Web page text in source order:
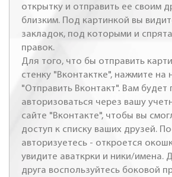
открытку и отправить ее своим
близким. Под картинкой вы
закладок, под которыми и
правок.
Для того, что бы отправить
стенку "Вконтактке", нажмите на
"Отправить Вконтакт". Вам
авторизоваться через вашу
сайте "Вконтакте", чтобы вы
доступ к списку ваших друзей.
авторизуетесь - откроется
увидите аваткрки и ники/имена.
друга воспользуйтесь боковой